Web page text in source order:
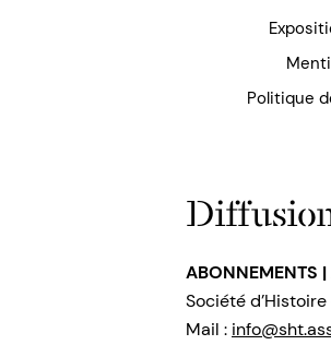
Politique
Société
Mail :